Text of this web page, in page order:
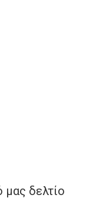
μας δελτίο